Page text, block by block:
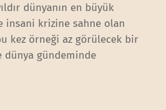
dünyanın en büyük
insani krizine sahne olan
kez örneği az görülecek bir
gündeminde